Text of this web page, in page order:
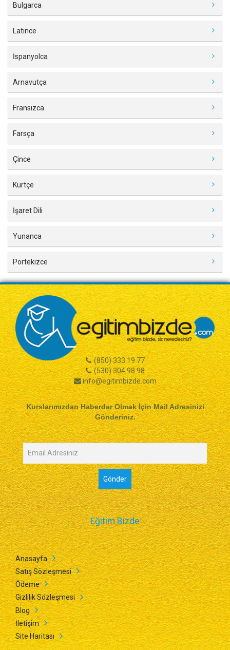
Bulgarca
Latince
İspanyolca
Arnavutça
Fransızca
Farsça
Çince
Kürtçe
İşaret Dili
Yunanca
Portekizce
(850) 333 19 77
(530) 304 98 98
info@egitimbizde.com
Kurslarımızdan Haberdar Olmak İçin Mail Adresinizi
Gönderiniz.
Eğitim Bizde
Anasayfa
Satış Sözleşmesi
Ödeme
Gizlilik Sözleşmesi
Blog
İletişim
Site Haritası